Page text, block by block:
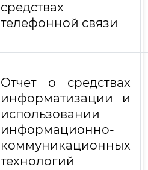
средствах
телефонной связи
Отчет о средствах
информатизации и
использовании
информационно-
коммуникационных
технологий